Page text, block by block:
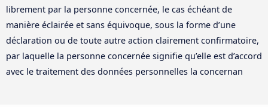
librement par la personne concernée, le cas échéant de
manière éclairée et sans équivoque, sous la forme d’une
déclaration ou de toute autre action clairement confirmatoire,
par laquelle la personne concernée signifie qu’elle est d’accord
avec le traitement des données personnelles la concernan